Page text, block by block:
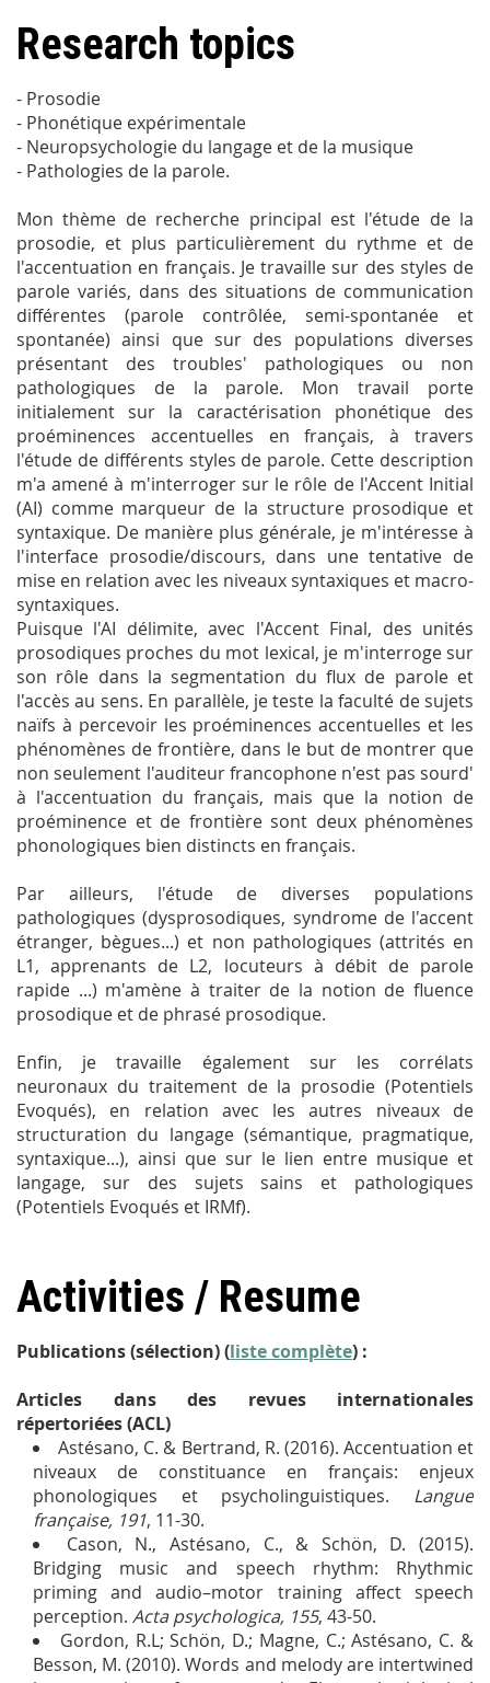
Research topics
- Prosodie
- Phonétique expérimentale
- Neuropsychologie du langage et de la musique
- Pathologies de la parole.
Mon thème de recherche principal est l'étude de la
prosodie, et plus particulièrement du rythme et de
l'accentuation en français. Je travaille sur des styles de
parole variés, dans des situations de communication
différentes (parole contrôlée, semi-spontanée et
spontanée) ainsi que sur des populations diverses
présentant des troubles' pathologiques ou non
pathologiques de la parole. Mon travail porte
initialement sur la caractérisation phonétique des
proéminences accentuelles en français, à travers
l'étude de différents styles de parole. Cette description
m'a amené à m'interroger sur le rôle de l'Accent Initial
(AI) comme marqueur de la structure prosodique et
syntaxique. De manière plus générale, je m'intéresse à
l'interface prosodie/discours, dans une tentative de
mise en relation avec les niveaux syntaxiques et macro-
syntaxiques.
Puisque l'AI délimite, avec l'Accent Final, des unités
prosodiques proches du mot lexical, je m'interroge sur
son rôle dans la segmentation du flux de parole et
l'accès au sens. En parallèle, je teste la faculté de sujets
naïfs à percevoir les proéminences accentuelles et les
phénomènes de frontière, dans le but de montrer que
non seulement l'auditeur francophone n'est pas sourd'
à l'accentuation du français, mais que la notion de
proéminence et de frontière sont deux phénomènes
phonologiques bien distincts en français.
Par ailleurs, l'étude de diverses populations
pathologiques (dysprosodiques, syndrome de l'accent
étranger, bègues...) et non pathologiques (attrités en
L1, apprenants de L2, locuteurs à débit de parole
rapide ...) m'amène à traiter de la notion de fluence
prosodique et de phrasé prosodique.
Enfin, je travaille également sur les corrélats
neuronaux du traitement de la prosodie (Potentiels
Evoqués), en relation avec les autres niveaux de
structuration du langage (sémantique, pragmatique,
syntaxique...), ainsi que sur le lien entre musique et
langage, sur des sujets sains et pathologiques
(Potentiels Evoqués et IRMf).
Activities / Resume
Publications (sélection) (liste complète) :
Articles dans des revues internationales
répertoriées (ACL)
Astésano, C. & Bertrand, R. (2016). Accentuation et
niveaux de constituance en français: enjeux
phonologiques et psycholinguistiques. Langue
française, 191, 11-30.
Cason, N., Astésano, C., & Schön, D. (2015).
Bridging music and speech rhythm: Rhythmic
priming and audio–motor training affect speech
perception. Acta psychologica, 155, 43-50.
Gordon, R.L; Schön, D.; Magne, C.; Astésano, C. &
Besson, M. (2010). Words and melody are intertwined